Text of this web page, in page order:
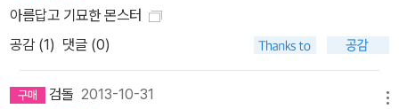
아름답고 기묘한 몬스터
공감 (1) 댓글 (0)
검돌 2013-10-31